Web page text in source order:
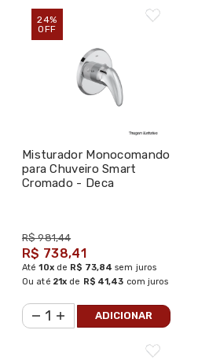
24%
OFF
Misturador Monocomando
para Chuveiro Smart
Cromado - Deca
R$ 981,44
R$ 738,41
Até10xde R$ 73,84 sem juros
Ou até 21x de R$ 41,43 com juros
ADICIONAR